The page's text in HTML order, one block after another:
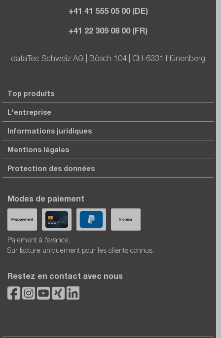
+41 41 555 05 00 (DE)
+41 22 309 08 00 (FR)
dataTec Schweiz AG | Bösch 104 | CH-6331 Hünenberg
Top produits
L'entreprise
Informations juridiques
Mentions légales
Protection des données
Modes de paiement
Paiement à l'avance.
Sur facture uniquement pour les clients connus.
Restez en contact avec nous